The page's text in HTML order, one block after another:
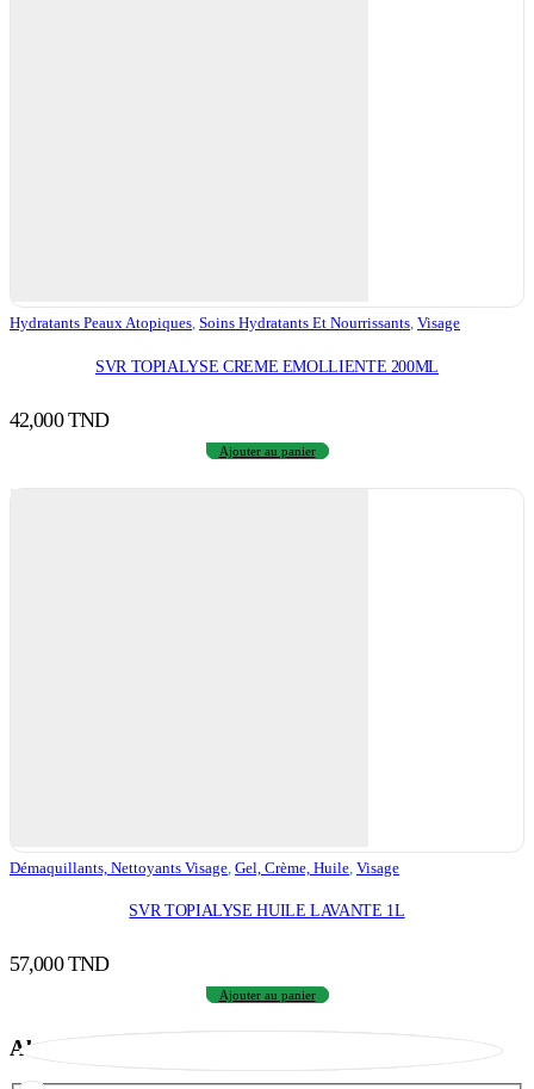
Hydratants Peaux Atopiques, Soins Hydratants Et Nourrissants, Visage
SVR TOPIALYSE CREME EMOLLIENTE 200ML
42,000TND
Ajouter au panier
Démaquillants, Nettoyants Visage Gel, Crème, Huile Visage
SVR TOPIALYSE HUILE LAVANTE 1L
57,000TND
Ajouter au panier
Abonnez-vous à notre newsletter